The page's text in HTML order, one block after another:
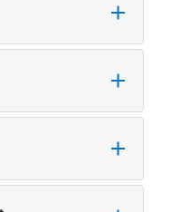
ビスでご使用され
につきましては、
窓口
」に直接お問
します。
責
、細心の注意を払